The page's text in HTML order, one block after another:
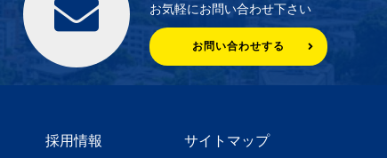
お気軽にお問い合わせ下さい
お問い合わせする
採用情報 サイトマップ